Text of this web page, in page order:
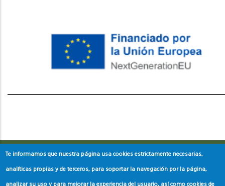
레딧 다운로드coloring pages printableinstagram reels
Te informamos que nuestra página usa cookies estrictamente necesarias,
analíticas propias y de terceros, para soportar la navegación por la página,